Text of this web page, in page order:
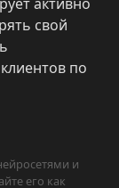
активно
свой
по
и
его как